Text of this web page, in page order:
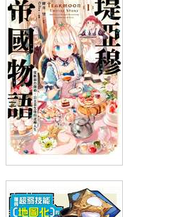
像轉生到異世界了(02)
NT$240 90折 NT$216 (USD7.17)
輕小說 堤亞穆帝國物語(01)~從
斷頭台開始，公主重生後的逆轉
人生~